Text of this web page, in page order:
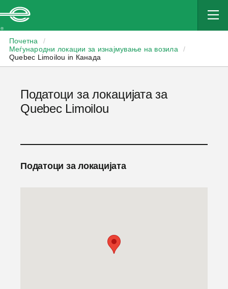
Почетна
/
Меѓународни локации за изнајмување на возила
/
Quebec Limoilou in Канада
Податоци за локацијата за
Quebec Limoilou
Податоци за локацијата